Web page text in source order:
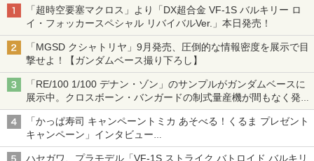
「超時空要塞マクロス」より「DX超合金 VF-1S バルキリー ロ
イ・フォッカースペシャル リバイバルVer.」本日発売！
「MGSD クシャトリヤ」9月発売、圧倒的な情報密度を展示で目
撃せよ！【ガンダムベース撮り下ろし】
「RE/100 1/100 デナン・ゾン」のサンプルがガンダムベースに
展示中。クロスボーン・バンガードの制式量産機が間もなく発送
【ガンダムベース撮り下ろし】
「かっぱ寿司 キャンペーントミカ あそべる！くるま プレゼント
キャンペーン」インタビュー
子どもが楽しめるかっぱ寿司ならではの体験とコラボの楽しさを
ハセガワ、プラモデル「VF-1S ストライク バトロイド バルキリ